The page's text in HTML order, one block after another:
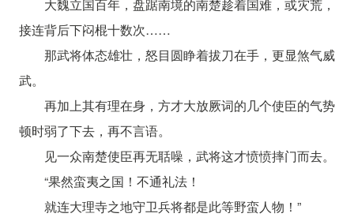
大魏立国百年，盘踞南境的南楚趁着国难，或灾荒，
接连背后下闷棍十数次……
那武将体态雄壮，怒目圆睁着拔刀在手，更显煞气威
武。
再加上其有理在身，方才大放厥词的几个使臣的气势
顿时弱了下去，再不言语。
见一众南楚使臣再无聒噪，武将这才愤愤摔门而去。
“果然蛮夷之国！不通礼法！
就连大理寺之地守卫兵将都是此等野蛮人物！”